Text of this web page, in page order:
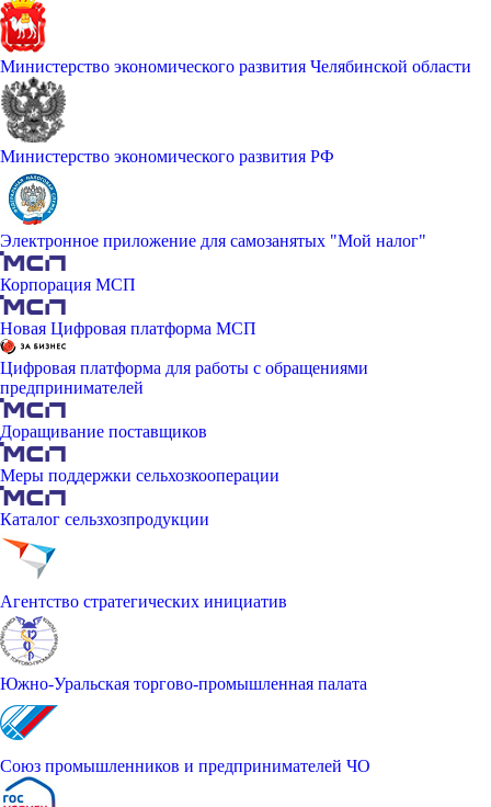
Министерство экономического развития Челябинской области
Министерство экономического развития РФ
Электронное приложение для самозанятых "Мой налог"
Корпорация МСП
Новая Цифровая платформа МСП
Цифровая платформа для работы с обращениями
предпринимателей
Доращивание поставщиков
Меры поддержки сельхозкооперации
Каталог сельзхозпродукции
Агентство стратегических инициатив
Южно-Уральская торгово-промышленная палата
Союз промышленников и предпринимателей ЧО